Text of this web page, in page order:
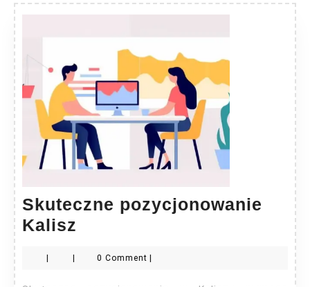
Skuteczne pozycjonowanie
Kalisz
Kalisz
| | 0 Comment |